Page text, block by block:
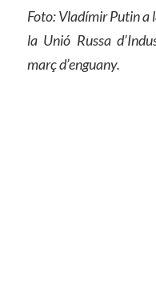
Foto: Vladímir Putin a
la Unió Russa
març d’enguany.